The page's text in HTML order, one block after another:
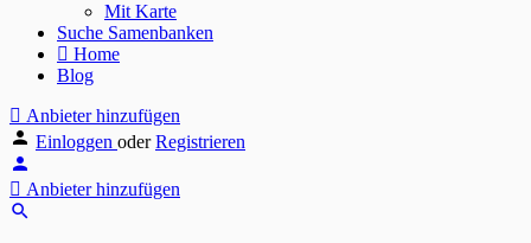
Mit Karte
Suche Samenbanken
Home
Blog
Anbieter hinzufügen
Einloggen oder Registrieren
Anbieter hinzufügen